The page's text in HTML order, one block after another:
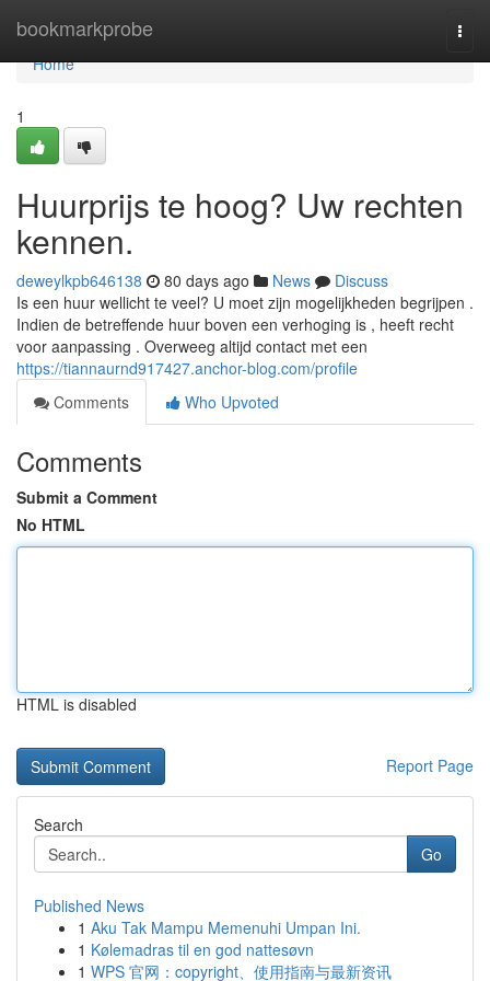
bookmarkprobe
Home
Home
1
Huurprijs te hoog? Uw rechten
kennen.
deweylkpb646138 80 days ago News
Discuss
Is een huur wellicht te veel? U moet zijn mogelijkheden begrijpen .
Indien de betreffende huur boven een verhoging is , heeft recht
voor aanpassing . Overweeg altijd contact met een
https://tiannaurnd917427.anchor-blog.com/profile
Comments
Who Upvoted
Comments
Submit a Comment
No HTML
HTML is disabled
Report Page
Search
Go
Published News
1 Aku Tak Mampu Memenuhi Umpan Ini.
1 Kølemadras til en god nattesøvn
1 WPS 官网：copyright、使用指南与最新资讯